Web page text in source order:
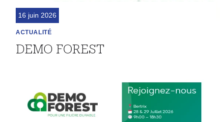
ACTUALITÉ
DEMO FOREST
16 juin 2026